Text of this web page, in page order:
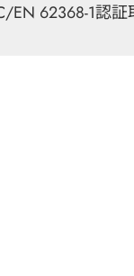
EN 62368-1認